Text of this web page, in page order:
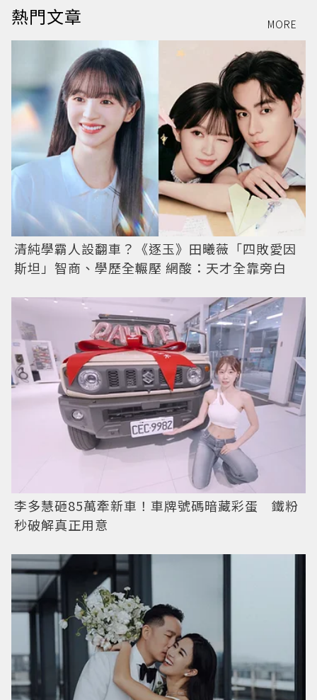
熱門文章 MORE
清純學霸人設翻車？《逐玉》田曦薇「四敗愛因
斯坦」智商、學歷全輾壓 網酸：天才全靠旁白
李多慧砸85萬牽新車！車牌號碼暗藏彩蛋 鐵粉
秒破解真正用意